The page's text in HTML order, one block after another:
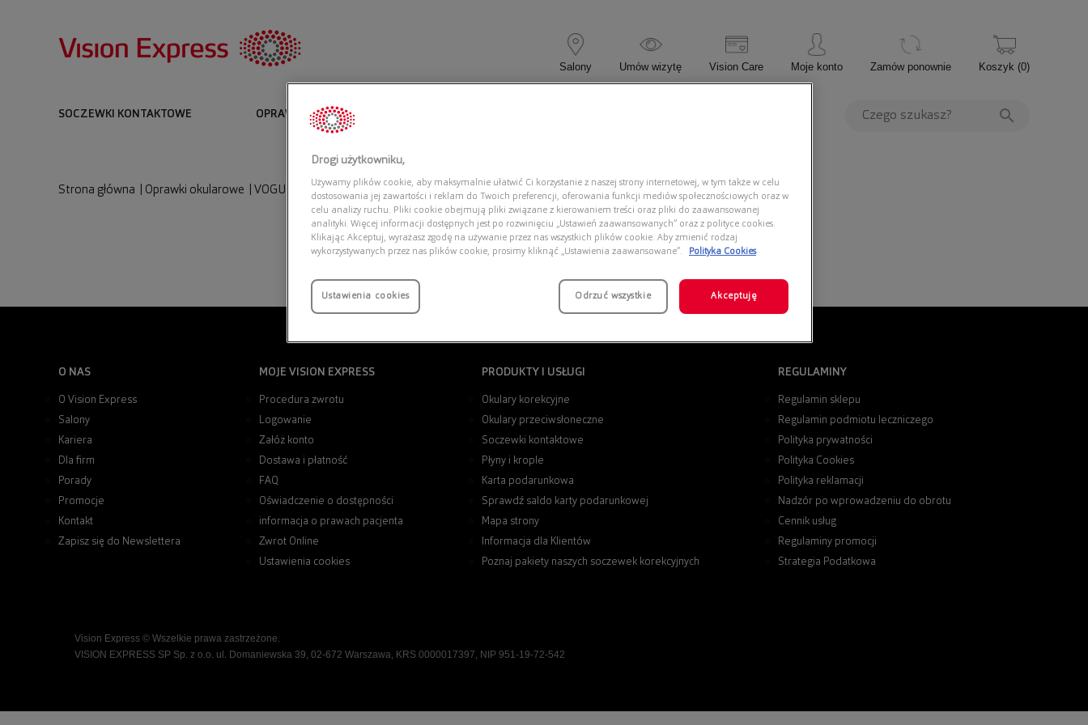
Salony Umów wizytę Vision Care Moje konto Zamów ponownie Koszyk (0)
SOCZEWKI KONTAKTOWE OPRAWKI I OKULARY KOREKCYJNE
Strona główna Oprawki okularowe VOGUE 0VO4108 280
O NAS
O Vision Express
Salony
Kariera
Dla firm
Porady
Promocje
Kontakt
Zapisz się do Newslettera
MOJE VISION EXPRESS
Procedura zwrotu
Logowanie
Załóż konto
Dostawa i płatność
FAQ
Oświadczenie o dostępności
informacja o prawach pacjenta
Zwrot Online
Ustawienia cookies
PRODUKTY I USŁUGI
Okulary korekcyjne
Okulary przeciwsłoneczne
Soczewki kontaktowe
Płyny i krople
Karta podarunkowa
Sprawdź saldo karty podarunkowej
Mapa strony
Informacja dla Klientów
Poznaj pakiety naszych soczewek korekcyjnych
REGULAMINY
Regulamin sklepu
Regulamin podmiotu leczniczego
Polityka prywatności
Polityka Cookies
Polityka reklamacji
Nadzór po wprowadzeniu do obrotu
Cennik usług
Regulaminy promocji
Strategia Podatkowa
Vision Express © Wszelkie prawa zastrzeżone.
VISION EXPRESS SP Sp. z o.o. ul. Domaniewska 39, 02-672 Warszawa, KRS 0000017397, NIP 951-19-72-542
Drogi użytkowniku,
Używamy plików cookie, aby maksymalnie ułatwić Ci korzystanie z naszej strony internetowej, w tym także w celu
dostosowania jej zawartości i reklam do Twoich preferencji, oferowania funkcji mediów społecznościowych oraz w
celu analizy ruchu. Pliki cookie obejmują pliki związane z kierowaniem treści oraz pliki do zaawansowanej
analityki. Więcej informacji dostępnych jest po rozwinięciu „Ustawień zaawansowanych” oraz z polityce cookies.
Klikając Akceptuj, wyrażasz zgodę na używanie przez nas wszystkich plików cookie. Aby zmienić rodzaj
wykorzystywanych przez nas plików cookie, prosimy kliknąć „Ustawienia zaawansowane”.
Polityka Cookies
Ustawienia cookies Odrzuć wszystkie Akceptuję